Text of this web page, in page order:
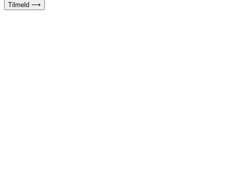
Tilmeld ⟶